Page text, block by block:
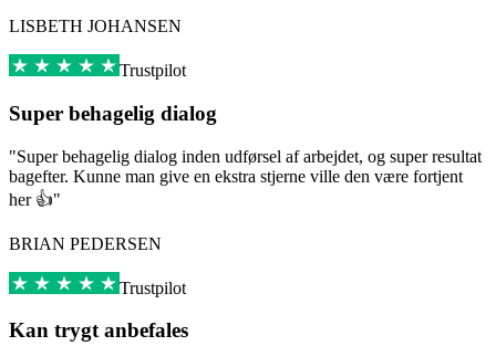
LISBETH JOHANSEN
Trustpilot
Super behagelig dialog
"Super behagelig dialog inden udførsel af arbejdet, og super resultat
bagefter. Kunne man give en ekstra stjerne ville den være fortjent
her 👍"
BRIAN PEDERSEN
Trustpilot
Kan trygt anbefales